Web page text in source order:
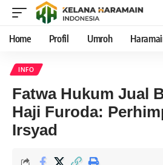
Home Profil Umroh
INFO
Fatwa Hukum Jual
Haji Furoda:
Irsyad